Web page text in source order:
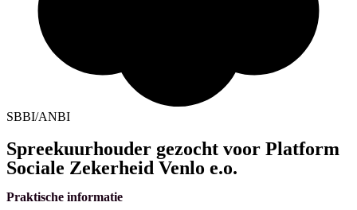
SBBI/ANBI
Spreekuurhouder gezocht voor Platform
Sociale Zekerheid Venlo e.o.
Praktische informatie